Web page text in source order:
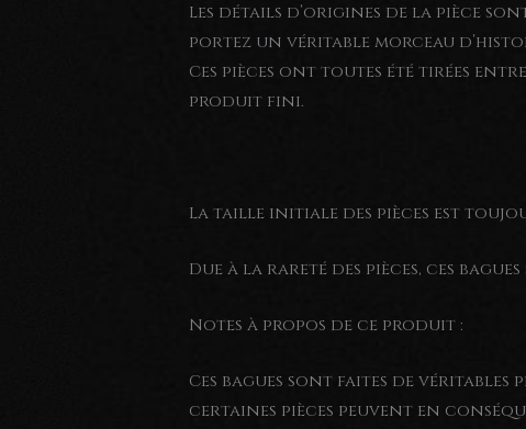
Les détails d’origines de la pièce
portez un véritable morceau
Ces pièces ont toutes été tirées
produit fini.
La taille initiale des pièces est
Due à la rareté des pièces, ces
Notes à propos de ce produit :
Ces bagues sont faites de
certaines pièces peuvent en